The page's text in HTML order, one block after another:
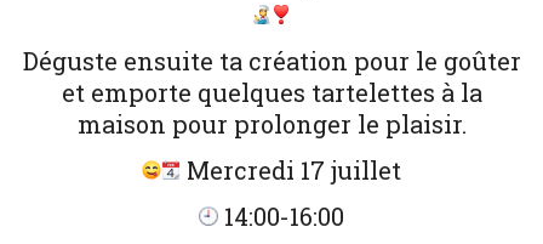
Déguste ensuite ta création pour le goûter
et emporte quelques tartelettes à la
maison pour prolonger le plaisir.
Mercredi 17 juillet
14:00-16:00